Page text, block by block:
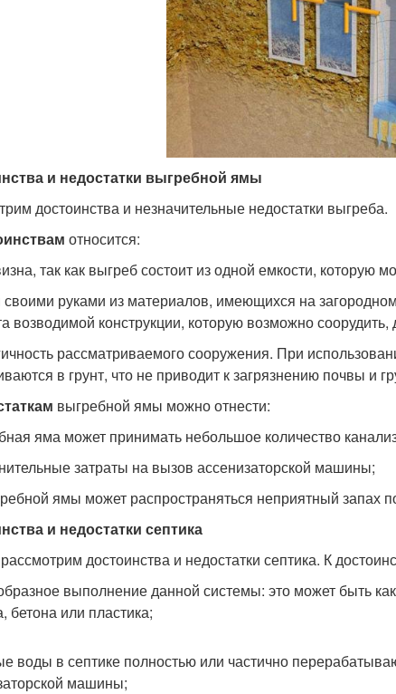
и недостатки выгребной ямы
достоинства и незначительные недостатки выгреба.
относится:
так как выгреб состоит из одной емкости, которую
руками из материалов, имеющихся на
возводимой конструкции, которую возможно
рассматриваемого сооружения. При
в грунт, что не приводит к загрязнению почвы и
выгребной ямы можно отнести:
яма может принимать небольшое количество
затраты на вызов ассенизаторской машины;
ямы может распространяться неприятный запах
и недостатки септика
достоинства и недостатки септика. К
выполнение данной системы: это может быть
бетона или пластика;
воды в септике полностью или частично
машины;